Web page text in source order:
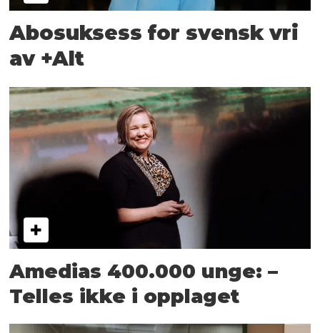
Abosuksess for svensk vri
av +Alt
Amedias 400.000 unge: –
Telles ikke i opplaget